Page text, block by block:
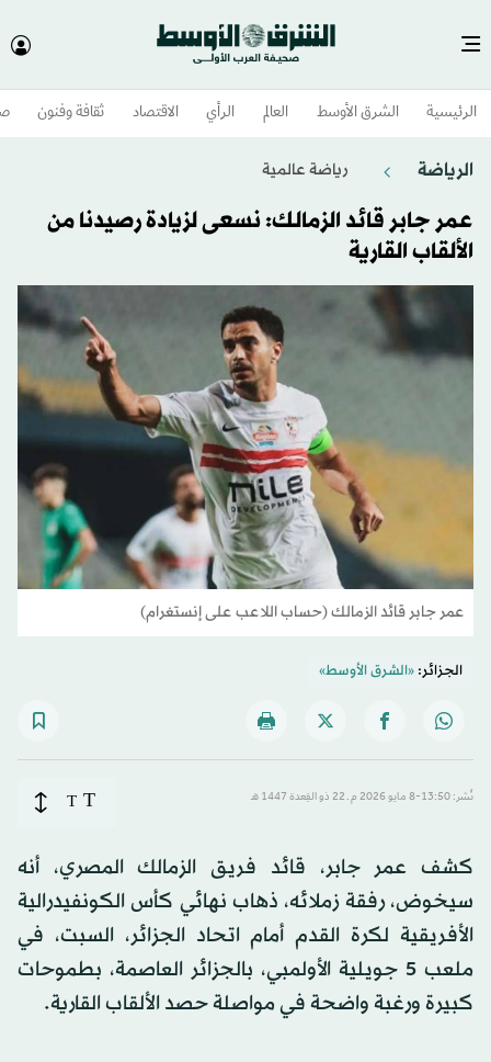
الرئيسية الشرق الأوسط​ العالم الرأي الاقتصاد ثقافة وفنون
الرياضة رياضة عالمية
عمر جابر قائد الزمالك: نسعى لزيادة رصيدنا من
الألقاب القارية
عمر جابر قائد الزمالك (حساب اللاعب على إنستغرام)
الجزائر:«الشرق الأوسط»
نُشر: 13:50-8 مايو 2026 م ـ 22 ذو القِعدة 1447 هـ T
T
كشف عمر جابر، قائد فريق الزمالك المصري، أنه
سيخوض، رفقة زملائه، ذهاب نهائي كأس الكونفيدرالية
الأفريقية لكرة القدم أمام اتحاد الجزائر، السبت، في
ملعب 5 جويلية الأولمبي، بالجزائر العاصمة، بطموحات
كبيرة ورغبة واضحة في مواصلة حصد الألقاب القارية.